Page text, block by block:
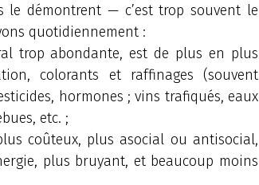
le démontrent — c’est trop souvent le
quotidiennement :
trop abondante, est de plus en plus
colorants et raffinages (souvent
hormones ; vins trafiqués, eaux
etc. ;
coûteux, plus asocial ou antisocial,
plus bruyant, et beaucoup moins